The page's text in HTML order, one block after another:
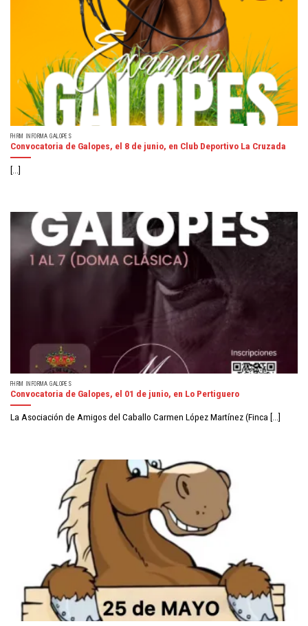
FHRM INFORMA GALOPES
Convocatoria de Galopes, el 8 de junio, en Club Deportivo La Cruzada
[...]
FHRM INFORMA GALOPES
Convocatoria de Galopes, el 01 de junio, en Lo Pertiguero
La Asociación de Amigos del Caballo Carmen López Martínez (Finca [...]